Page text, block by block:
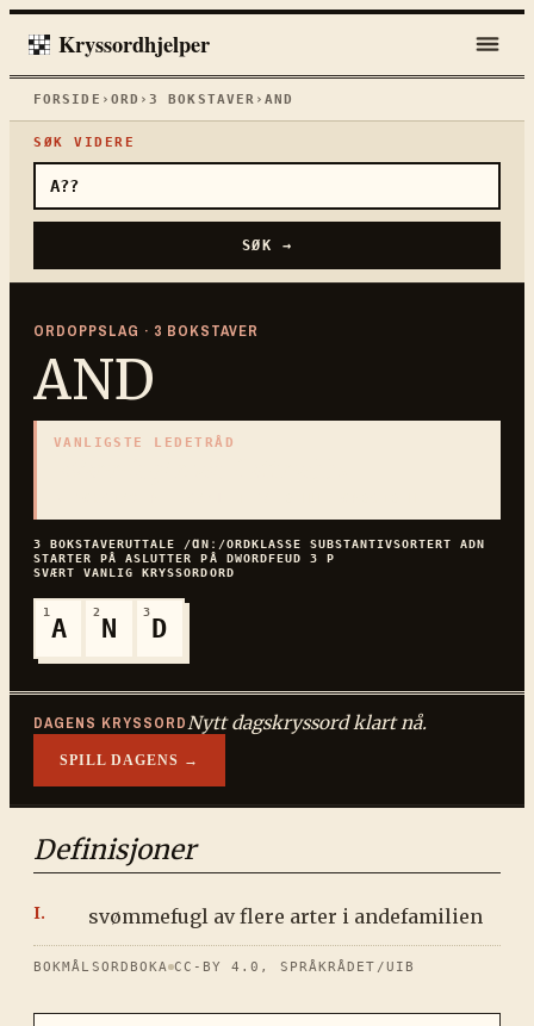
Kryssordhjelper
FORSIDE › ORD ›3 BOKSTAVER ›AND
SØK VIDERE
SØK →
ORDOPPSLAG · 3 BOKSTAVER
AND
VANLIGSTE LEDETRÅD
3 BOKSTAVERUTTALE /ⱭNː/ORDKLASSE SUBSTANTIVSORTERTADN
STARTER PÅASLUTTER PÅ DWORDFEUD 3 P
SVÆRT VANLIG
KRYSSORDORD
1
A
2
N
3
D
DAGENS KRYSSORDNytt dagskryssord klart nå.
SPILL DAGENS →
Definisjoner
svømmefugl av flere arter i andefamilien
BOKMÅLSORDBOKA CC-BY 4.0, SPRÅKRÅDET/UIB